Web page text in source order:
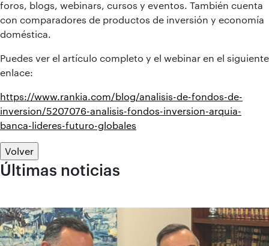
foros, blogs, webinars, cursos y eventos. También cuenta
con comparadores de productos de inversión y economía
doméstica.
Puedes ver el artículo completo y el webinar en el siguiente
enlace:
https://www.rankia.com/blog/analisis-de-fondos-de-
inversion/5207076-analisis-fondos-inversion-arquia-
banca-lideres-futuro-globales
Volver
Últimas noticias